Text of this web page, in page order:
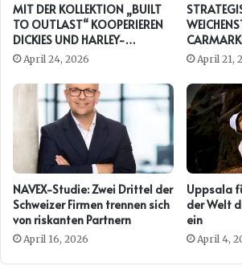
MIT DER KOLLEKTION „BUILT
TO OUTLAST“ KOOPERIEREN
DICKIES UND HARLEY-
DAVIDSON ERNEUT
April 24, 2026
AUTO
April 21,
NAVEX-Studie: Zwei Drittel der
Schweizer Firmen trennen sich
von riskanten Partnern
April 16, 2026
Uppsala
der Welt
ein
April 4,